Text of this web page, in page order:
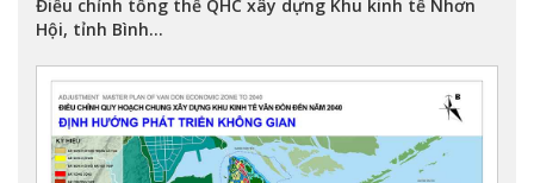
Điều chỉnh tổng thể QHC xây dựng Khu kinh tế Nhơn
Hội, tỉnh Bình...